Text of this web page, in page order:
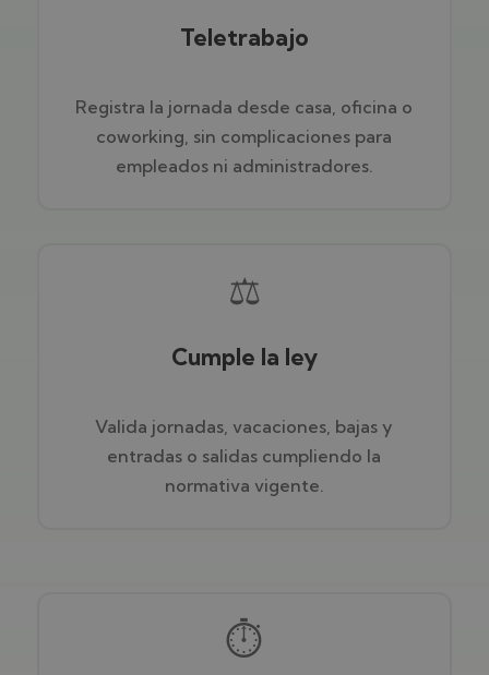
Teletrabajo
Registra la jornada desde casa, oficina o
coworking, sin complicaciones para
empleados ni administradores.
⚖️
Cumple la ley
Valida jornadas, vacaciones, bajas y
entradas o salidas cumpliendo la
normativa vigente.
⏱️